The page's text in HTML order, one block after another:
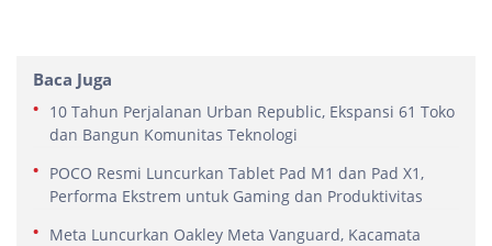
Baca Juga
10 Tahun Perjalanan Urban Republic, Ekspansi 61 Toko
dan Bangun Komunitas Teknologi
POCO Resmi Luncurkan Tablet Pad M1 dan Pad X1,
Performa Ekstrem untuk Gaming dan Produktivitas
Meta Luncurkan Oakley Meta Vanguard, Kacamata